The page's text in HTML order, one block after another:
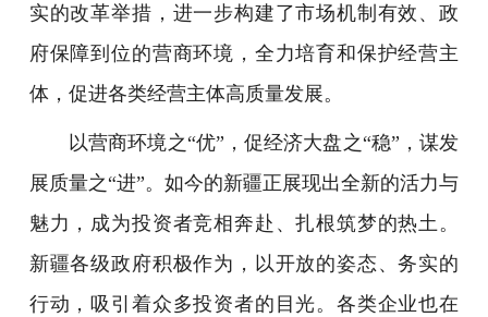
实的改革举措，进一步构建了市场机制有效、政
府保障到位的营商环境，全力培育和保护经营主
体，促进各类经营主体高质量发展。
以营商环境之“优”，促经济大盘之“稳”，谋发
展质量之“进”。如今的新疆正展现出全新的活力与
魅力，成为投资者竞相奔赴、扎根筑梦的热土。
新疆各级政府积极作为，以开放的姿态、务实的
行动，吸引着众多投资者的目光。各类企业也在